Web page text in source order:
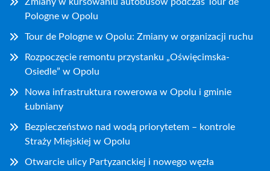
Pologne w Opolu
Tour de Pologne w Opolu: Zmiany w organizacji ruchu
Rozpoczęcie remontu przystanku „Oświęcimska-
Osiedle” w Opolu
Nowa infrastruktura rowerowa w Opolu i gminie
Łubniany
Bezpieczeństwo nad wodą priorytetem – kontrole
Straży Miejskiej w Opolu
Otwarcie ulicy Partyzanckiej i nowego węzła